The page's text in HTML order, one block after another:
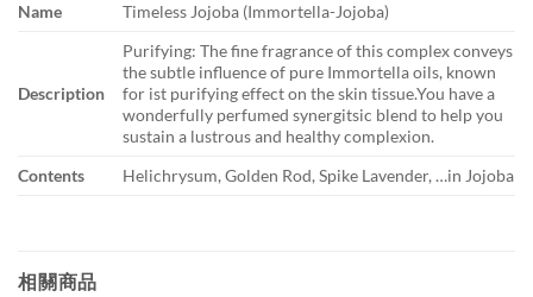
Name Timeless Jojoba (Immortella-Jojoba)
Description
Purifying: The fine fragrance of this complex conveys
the subtle influence of pure Immortella oils, known
for ist purifying effect on the skin tissue.You have a
wonderfully perfumed synergitsic blend to help you
sustain a lustrous and healthy complexion.
Contents
Helichrysum, Golden Rod, Spike Lavender, …in Jojoba
相關商品